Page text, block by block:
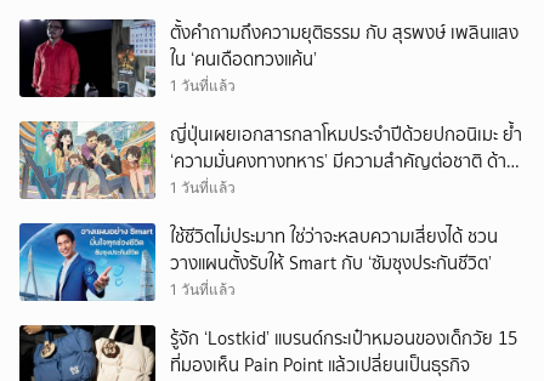
ตั้งคำถามถึงความยุติธรรม กับ สุรพงษ์ เพลินแสง
ใน ‘คนเดือดทวงแค้น’
1 วันที่แล้ว
ญี่ปุ่นเผยเอกสารกลาโหมประจำปีด้วยปกอนิเมะ ย้ำ
‘ความมั่นคงทางทหาร’ มีความสำคัญต่อชาติ ด้าน
จีนเตือน ขออย่าซ้ำรอยประวัติศาสตร์
1 วันที่แล้ว
ใช้ชีวิตไม่ประมาท ใช่ว่าจะหลบความเสี่ยงได้ ชวน
วางแผนตั้งรับให้ Smart กับ ‘ซัมซุงประกันชีวิต’
1 วันที่แล้ว
รู้จัก ‘Lostkid’ แบรนด์กระเป๋าหมอนของเด็กวัย 15
ที่มองเห็น Pain Point แล้วเปลี่ยนเป็นธุรกิจ